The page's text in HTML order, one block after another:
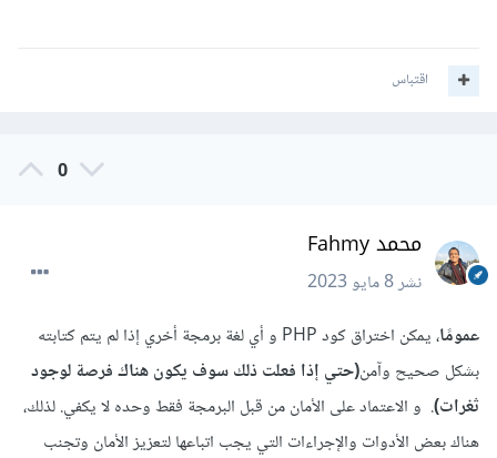
اقتباس
0
محمد Fahmy
نشر8 مايو 2023
عمومًا
، يمكن اختراق كود PHP و أي لغة برمجة أخري إذا لم يتم كتابته
بشكل صحيح وآمن(حتي إذا فعلت ذلك سوف يكون هناك فرصة لوجود
ثغرات). و الاعتماد على الأمان من قبل البرمجة فقط وحده لا يكفي. لذلك،
هناك بعض الأدوات والإجراءات التي يجب اتباعها لتعزيز الأمان وتجنب